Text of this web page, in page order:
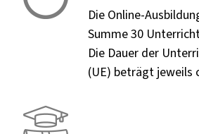
Die Online-
Summe 30
Die Dauer der
(UE) beträgt jeweils